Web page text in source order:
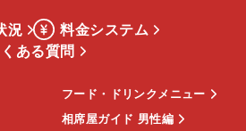
況
料金システム
ある質問
フード・ドリンクメニュー
相席屋ガイド 男性編